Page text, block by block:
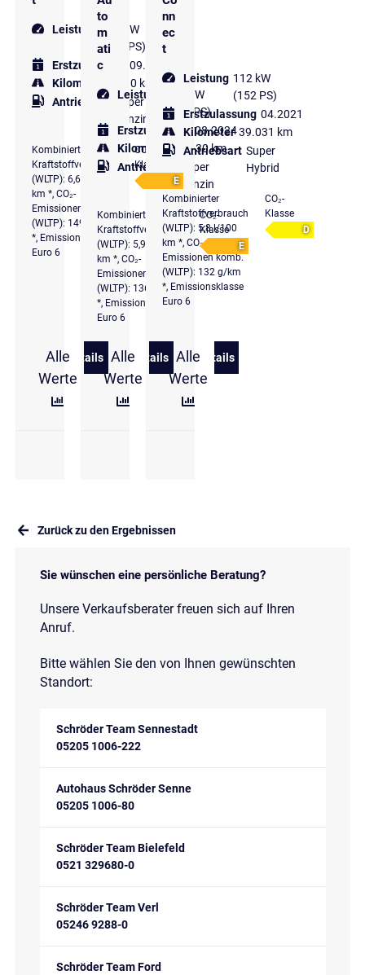
Leistung 110 kW
(150 PS)
Erstzulassung
09.2024
Kilometer
9.990 km
Antriebsart
Super
Benzin
Kombinierter
Kraftstoffverbrauch
(WLTP): 6,6 l/100
km *, CO₂-
Emissionen komb.
(WLTP): 149 g/km
*, Emissionsklasse
Euro 6
CO₂-
Klasse
E
Alle
Werte
Details
zu Ford Kuga Cool & Connect
to
m
ati
c
Leistung
112 kW
(152 PS)
Erstzulassung 08.2024
Kilometer 11.830 km
Antriebsart
Super
Benzin
Kombinierter
Kraftstoffverbrauch
(WLTP): 5,9 l/100
km *, CO₂-
Emissionen komb.
(WLTP): 136 g/km
*, Emissionsklasse
Euro 6
CO₂-
Klasse
E
Alle
Werte
Details
zu Ford Kuga Active Allrad Automatic
nn
ec
t
Leistung 112 kW
(152 PS)
Erstzulassung 04.2021
Kilometer 39.031 km
Antriebsart Super
Hybrid
Kombinierter
Kraftstoffverbrauch
(WLTP): 5,8 l/100
km *, CO₂-
Emissionen komb.
(WLTP): 132 g/km
*, Emissionsklasse
Euro 6
CO₂-
Klasse
D
Alle
Werte
Details
zu Ford Kuga Hybrid Cool
Zurück zu den Ergebnissen
Sie wünschen eine persönliche Beratung?
Unsere Verkaufsberater freuen sich auf Ihren
Anruf.
Bitte wählen Sie den von Ihnen gewünschten
Standort:
Schröder Team Sennestadt
05205 1006-222
Autohaus Schröder Senne
05205 1006-80
Schröder Team Bielefeld
0521 329680-0
Schröder Team Verl
05246 9288-0
Schröder Team Ford